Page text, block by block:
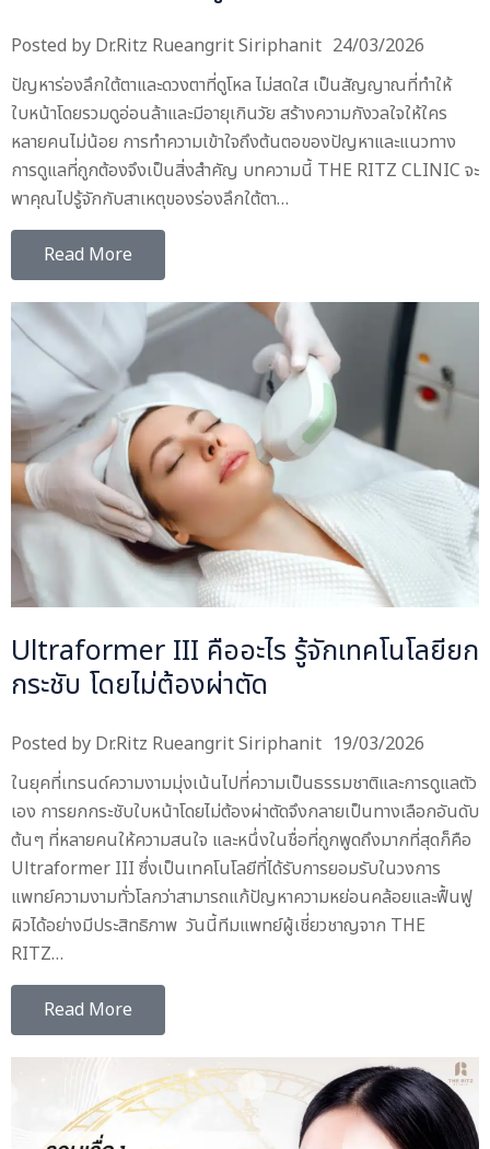
Posted by Dr.Ritz Rueangrit Siriphanit 24/03/2026
ปัญหาร่องลึกใต้ตาและดวงตาที่ดูโหล ไม่สดใส เป็นสัญญาณที่ทำให้
ใบหน้าโดยรวมดูอ่อนล้าและมีอายุเกินวัย สร้างความกังวลใจให้ใคร
หลายคนไม่น้อย การทำความเข้าใจถึงต้นตอของปัญหาและแนวทาง
การดูแลที่ถูกต้องจึงเป็นสิ่งสำคัญ บทความนี้ THE RITZ CLINIC จะ
พาคุณไปรู้จักกับสาเหตุของร่องลึกใต้ตา…
Read More
Ultraformer III คืออะไร รู้จักเทคโนโลยียก
กระชับ โดยไม่ต้องผ่าตัด
Posted by Dr.Ritz Rueangrit Siriphanit 19/03/2026
ในยุคที่เทรนด์ความงามมุ่งเน้นไปที่ความเป็นธรรมชาติและการดูแลตัว
เอง การยกกระชับใบหน้าโดยไม่ต้องผ่าตัดจึงกลายเป็นทางเลือกอันดับ
ต้นๆ ที่หลายคนให้ความสนใจ และหนึ่งในชื่อที่ถูกพูดถึงมากที่สุดก็คือ
Ultraformer III ซึ่งเป็นเทคโนโลยีที่ได้รับการยอมรับในวงการ
แพทย์ความงามทั่วโลกว่าสามารถแก้ปัญหาความหย่อนคล้อยและฟื้นฟู
ผิวได้อย่างมีประสิทธิภาพ วันนี้ทีมแพทย์ผู้เชี่ยวชาญจาก THE
RITZ…
Read More